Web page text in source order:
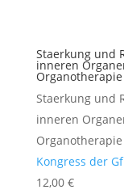
Staerkung und
inneren
Organotherapie
Staerkung und
inneren
Kongress der
12,00 €